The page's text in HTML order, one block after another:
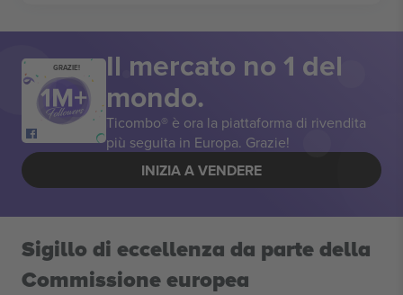
GRAZIE! Il mercato no 1 del
mondo.
Ticombo® è ora la piattaforma di rivendita
più seguita in Europa. Grazie!
INIZIA A VENDERE
Sigillo di eccellenza da parte della
Commissione europea